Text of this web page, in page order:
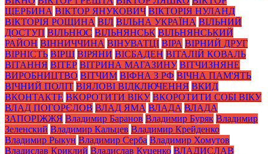
ЩЕРБИНА ВІКТОР ЯНУКОВИЧ ВІКТОРІЯ НУЛАНД
ВІКТОРІЯ РОЩИНА ВІЛ ВІЛЬНА УКРАЇНА ВІЛЬНИЙ
ДОСТУП ВІЛЬНЮС ВІЛЬНЯНСЬК ВІЛЬНЯНСЬКИЙ
РАЙОН ВІННИЧЧИНА ВІНУВАТЦІ ВІРА ВІРНИЙ ДРУГ
ВІРНІСТЬ ВІРШ ВІРЯНИ ВІСБАДЕН ВІТАЛІЙ КОВАЛЬ
ВІТАННЯ ВІТЕР ВІТРИНА МАГАЗИНУ ВІТЧИЗНЯНЕ
ВИРОБНИЦТВО ВІТЧИМ ВІФНА З РФ ВІЧНА ПАМ'ЯТЬ
ВІЧНИЙ ПОЛІТ ВІЯЛОВІ ВІДКЛЮЧЕННЯ ВКИД
ВКОНТАКТЕ ВКОРОТИТИ ВІКУ ВКОРОТИТИ СОБІ ВІКУ
ВЛАД ПОГОРЄЛОВ ВЛАД ЯМА ВЛАДА ВЛАДА
ЗАПОРІЖЖЯ Владимир Баранов Владимир Буряк Владимир
Зеленский Владимир Кальцев Владимир Крейденко
Владимир Рыкун Владимир Серба Владимир Хомутов
Владислав Криклий Владислав Куценко ВЛАДИСЛАВ